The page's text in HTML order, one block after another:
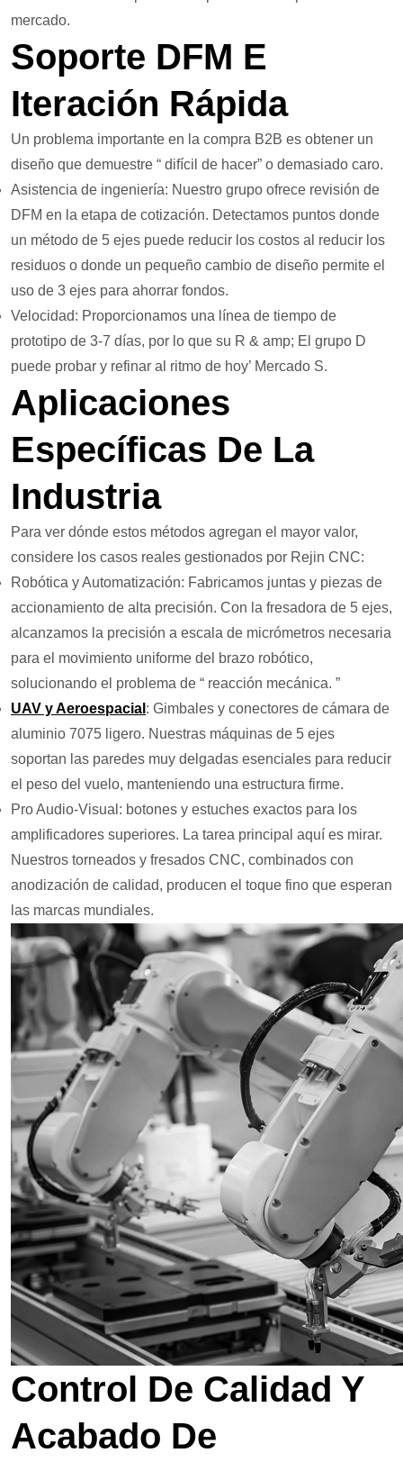
mercado.
Soporte DFM E
Iteración Rápida
Un problema importante en la compra B2B es obtener un
diseño que demuestre “ difícil de hacer” o demasiado caro.
Asistencia de ingeniería: Nuestro grupo ofrece revisión de
DFM en la etapa de cotización. Detectamos puntos donde
un método de 5 ejes puede reducir los costos al reducir los
residuos o donde un pequeño cambio de diseño permite el
uso de 3 ejes para ahorrar fondos.
Velocidad: Proporcionamos una línea de tiempo de
prototipo de 3-7 días, por lo que su R & amp; El grupo D
puede probar y refinar al ritmo de hoy’ Mercado S.
Aplicaciones
Específicas De La
Industria
Para ver dónde estos métodos agregan el mayor valor,
considere los casos reales gestionados por Rejin CNC:
Robótica y Automatización: Fabricamos juntas y piezas de
accionamiento de alta precisión. Con la fresadora de 5 ejes,
alcanzamos la precisión a escala de micrómetros necesaria
para el movimiento uniforme del brazo robótico,
solucionando el problema de “ reacción mecánica. ”
UAV y Aeroespacial : Gimbales y conectores de cámara de
aluminio 7075 ligero. Nuestras máquinas de 5 ejes
soportan las paredes muy delgadas esenciales para reducir
el peso del vuelo, manteniendo una estructura firme.
Pro Audio-Visual: botones y estuches exactos para los
amplificadores superiores. La tarea principal aquí es mirar.
Nuestros torneados y fresados CNC, combinados con
anodización de calidad, producen el toque fino que esperan
las marcas mundiales.
Control De Calidad Y
Acabado De